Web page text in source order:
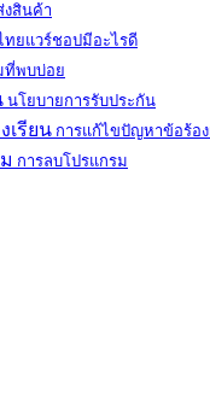
งสินค้า
ทยแวร์ชอปมีอะไรดี
ที่พบบ่อย
นโยบายการรับประกัน
การแก้ไขปัญหาข้อร้อง
การลบโปรแกรม